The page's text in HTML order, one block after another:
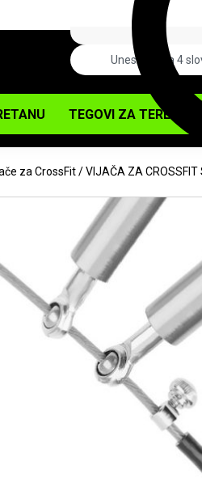
TEGOVI ZA TERETANU
za CrossFit/ VIJAČA ZA CROSSFIT